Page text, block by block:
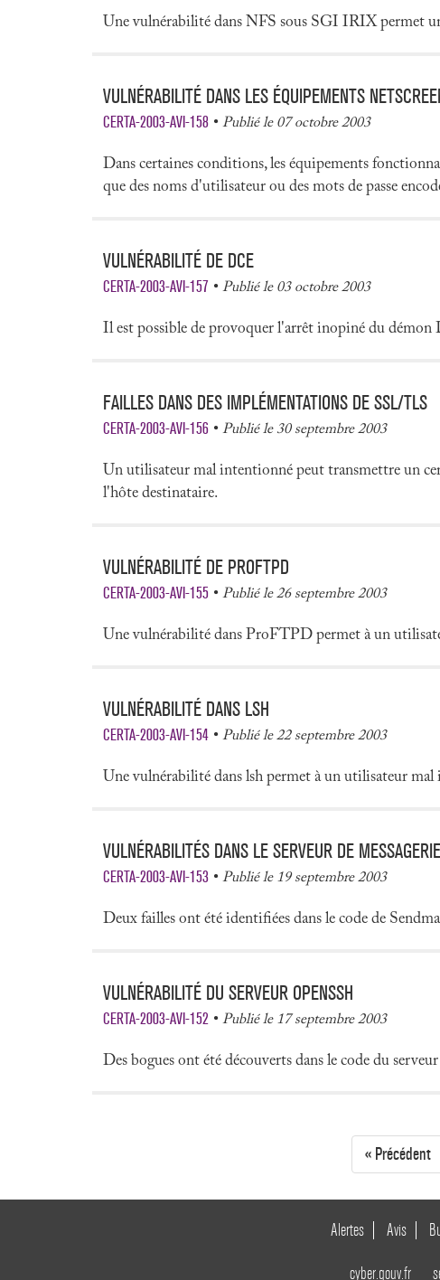
Une vulnérabilité dans NFS sous SGI IRIX permet
VULNÉRABILITÉ DANS LES ÉQUIPEMENTS
CERTA-2003-AVI-158 Publié le 07 octobre 2003
Dans certaines conditions, les équipements
que des noms d'utilisateur ou des mots de passe
VULNÉRABILITÉ DE DCE
CERTA-2003-AVI-157 Publié le 03 octobre 2003
Il est possible de provoquer l'arrêt inopiné du démon
FAILLES DANS DES IMPLÉMENTATIONS DE SSL/TLS
CERTA-2003-AVI-156 Publié le 30 septembre 2003
Un utilisateur mal intentionné peut transmettre un
l'hôte destinataire.
VULNÉRABILITÉ DE PROFTPD
CERTA-2003-AVI-155 Publié le 26 septembre 2003
Une vulnérabilité dans ProFTPD permet à un
VULNÉRABILITÉ DANS LSH
CERTA-2003-AVI-154 Publié le 22 septembre 2003
Une vulnérabilité dans lsh permet à un utilisateur
VULNÉRABILITÉS DANS LE SERVEUR DE
CERTA-2003-AVI-153 Publié le 19 septembre 2003
Deux failles ont été identifiées dans le code de
VULNÉRABILITÉ DU SERVEUR OPENSSH
CERTA-2003-AVI-152 Publié le 17 septembre 2003
Des bogues ont été découverts dans le code du
« Précédent
Alertes Avis
cyber.gouv.fr